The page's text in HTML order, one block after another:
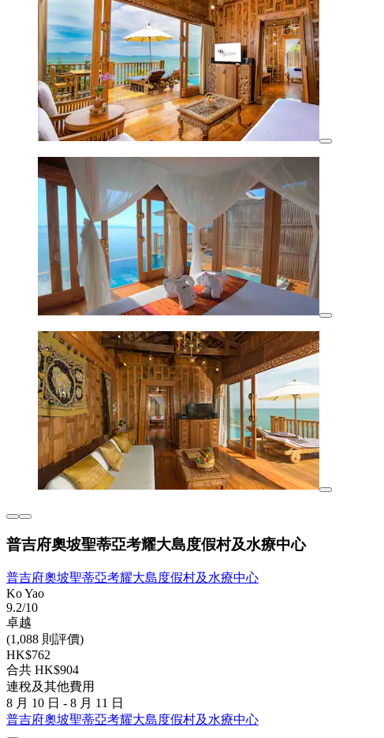
普吉府奧坡聖蒂亞考耀大島度假村及水療中心
普吉府奧坡聖蒂亞考耀大島度假村及水療中心
Ko Yao
9.2/10
卓越
(1,088 則評價)
HK$762
合共 HK$904
連稅及其他費用
8 月 10 日 - 8 月 11 日
普吉府奧坡聖蒂亞考耀大島度假村及水療中心